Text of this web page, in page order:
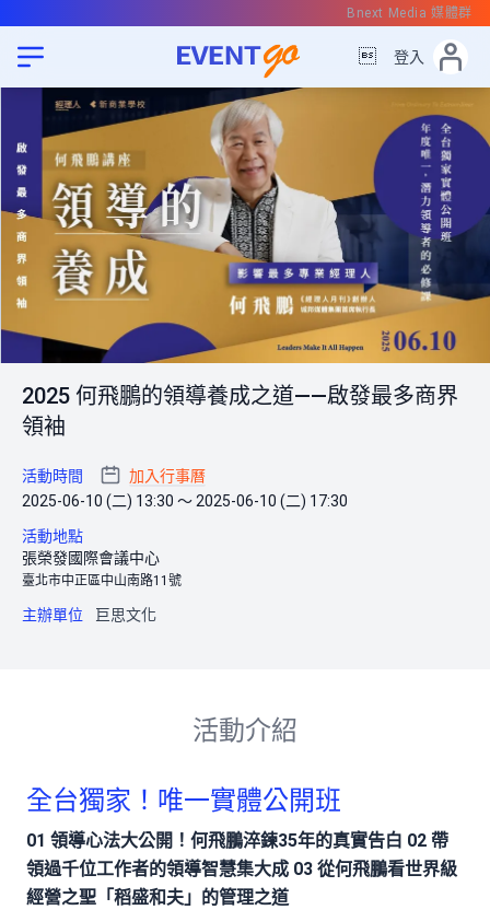
Bnext Media 媒體群
 登入
2025 何飛鵬的領導養成之道——啟發最多商界
領袖
活動時間
加入行事曆
2025-06-10 (二) 13:30 ～ 2025-06-10 (二) 17:30
活動地點
張榮發國際會議中心
臺北市中正區中山南路11號
主辦單位 巨思文化
活動介紹
全台獨家！唯一實體公開班
01 領導心法大公開！何飛鵬淬鍊35年的真實告白 02 帶
領過千位工作者的領導智慧集大成 03 從何飛鵬看世界級
經營之聖「稻盛和夫」的管理之道